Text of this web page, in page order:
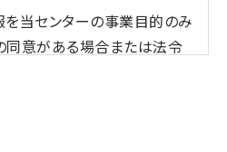
を当センターの事業目的のみ
同意がある場合または法令